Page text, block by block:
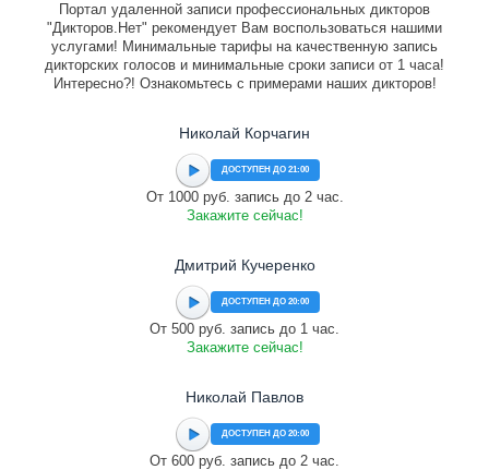
Портал удаленной записи профессиональных дикторов
"Дикторов.Нет" рекомендует Вам воспользоваться нашими
услугами! Минимальные тарифы на качественную запись
дикторских голосов и минимальные сроки записи от 1 часа!
Интересно?! Ознакомьтесь с примерами наших дикторов!
Николай Корчагин
ДОСТУПЕН ДО 21:00
От 1000 руб. запись до 2 час.
Закажите сейчас!
Дмитрий Кучеренко
ДОСТУПЕН ДО 20:00
От 500 руб. запись до 1 час.
Закажите сейчас!
Николай Павлов
ДОСТУПЕН ДО 20:00
От 600 руб. запись до 2 час.